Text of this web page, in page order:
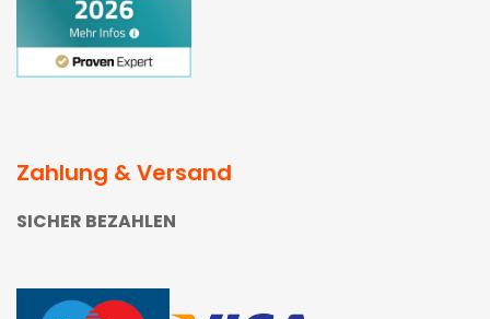
Zahlung & Versand
SICHER BEZAHLEN